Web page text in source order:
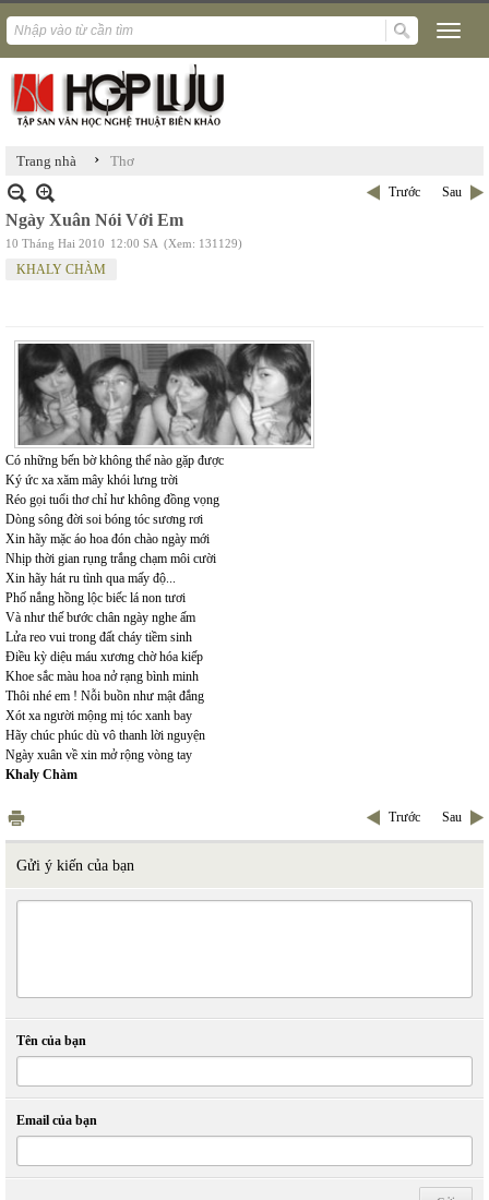
Trang nhà › Thơ
Trước Sau
Ngày Xuân Nói Với Em
10 Tháng Hai 2010 12:00 SA (Xem: 131129)
KHALY CHÀM
Có những bến bờ không thể nào gặp được
Ký ức xa xăm mây khói lưng trời
Réo gọi tuổi thơ chỉ hư không đồng vọng
Dòng sông đời soi bóng tóc sương rơi
Xin hãy mặc áo hoa đón chào ngày mới
Nhịp thời gian rụng trắng chạm môi cười
Xin hãy hát ru tình qua mấy độ...
Phố nắng hồng lộc biếc lá non tươi
Và như thế bước chân ngày nghe ấm
Lửa reo vui trong đất cháy tiềm sinh
Điều kỳ diệu máu xương chờ hóa kiếp
Khoe sắc màu hoa nở rạng bình minh
Thôi nhé em ! Nỗi buồn như mật đắng
Xót xa người mộng mị tóc xanh bay
Hãy chúc phúc dù vô thanh lời nguyện
Ngày xuân về xin mở rộng vòng tay
Khaly Chàm
Trước Sau
Gửi ý kiến của bạn
Tên của bạn
Email của bạn